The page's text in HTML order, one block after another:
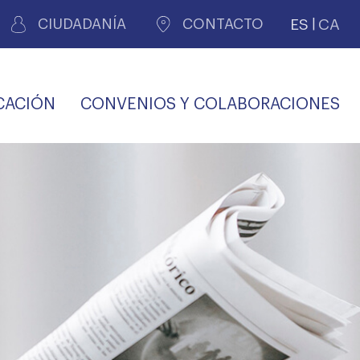
CIUDADANÍA CONTACTO ES CA
CONVENIOS Y COLABORACIONES
PERSONAL LABORAL
COMLL
SALUD Y APOYO AL
AGENCIA DE
VIDA
PROFESIONAL
OFERTAS Y
TRANSPARENCIA
TRÁMITES CONSULTA
MÉDICA